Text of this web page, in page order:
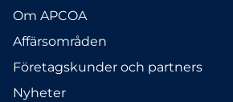
Om APCOA
Affärsområden
Företagskunder och partners
Nyheter